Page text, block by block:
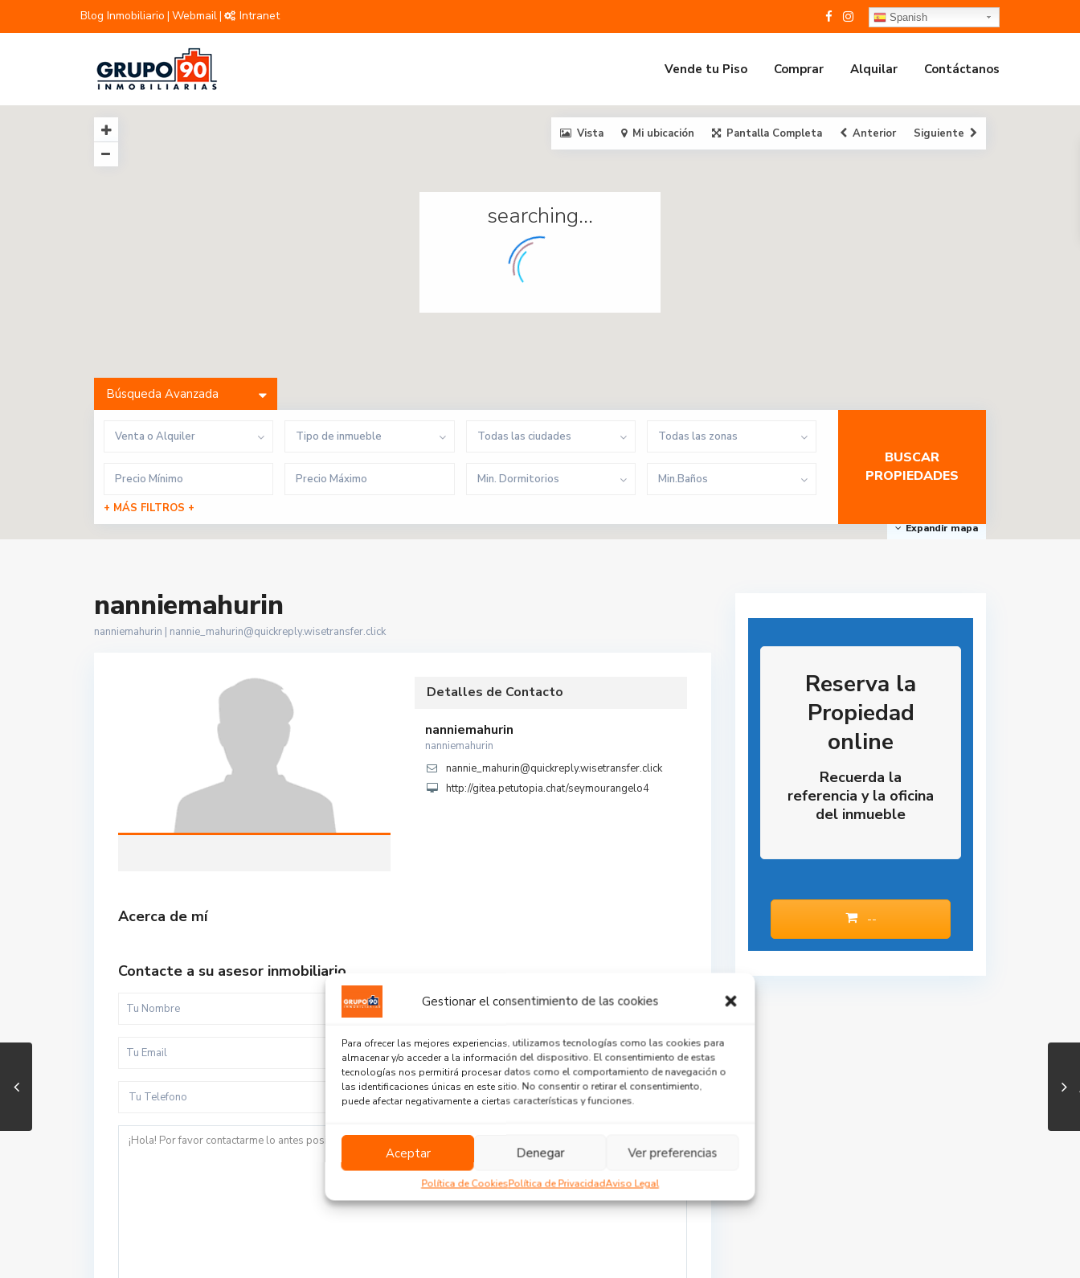
Gestionar el consentimiento de las cookies
Para ofrecer las mejores experiencias, utilizamos tecnologías como las cookies para
almacenar y/o acceder a la información del dispositivo. El consentimiento de estas
tecnologías nos permitirá procesar datos como el comportamiento de navegación o
las identificaciones únicas en este sitio. No consentir o retirar el consentimiento,
puede afectar negativamente a ciertas características y funciones.
Aceptar Denegar Ver preferencias
Política de CookiesPolítica de PrivacidadAviso Legal
Blog Inmobiliario | Webmail| Intranet Spanish
Vende tu Piso Comprar Alquilar Contáctanos
searching...
Expandir mapa
Vista Mi ubicación Pantalla Completa Anterior Siguiente
Búsqueda Avanzada
Venta o Alquiler Tipo de inmueble Todas las ciudades Todas las zonas
Min. Dormitorios
Min.Baños
+ MÁS FILTROS +
nanniemahurin
nanniemahurin | nannie_mahurin@quickreply.wisetransfer.click
Detalles de Contacto
nanniemahurin
nanniemahurin
nannie_mahurin@quickreply.wisetransfer.click
http://gitea.petutopia.chat/seymourangelo4
Acerca de mí
Contacte a su asesor inmobiliario
Reserva la
Propiedad
online
Recuerda la
referencia y la oficina
del inmueble
--